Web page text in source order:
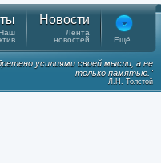
Новости
Лента
новостей
Ещё..
усилиями своей мысли, а не
только памятью."
Л.Н. Толстой